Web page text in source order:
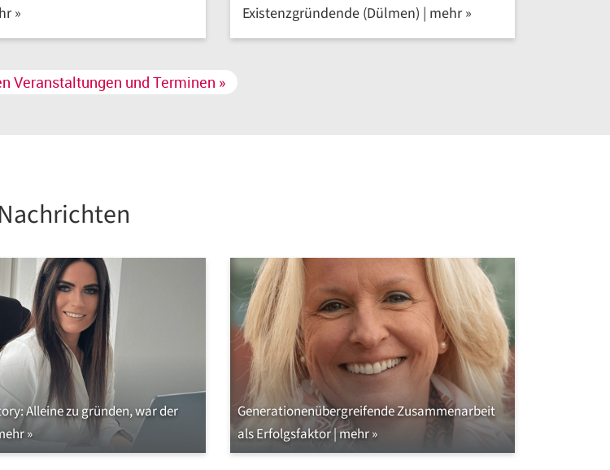
Guide | mehr »
Existenzgründende (Dülmen) | mehr »
Veranstaltungen und Terminen »
Alleine zu gründen, war der
»
Generationenübergreifende Zusammenarbeit
als Erfolgsfaktor | mehr »